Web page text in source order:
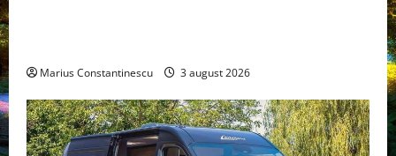
Marius Constantinescu 3 august 2026